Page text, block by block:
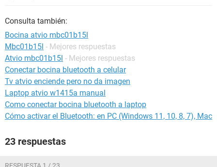
Consulta también:
Bocina atvio mbc01b15l
Mbc01b15l - Mejores respuestas
Atvio mbc01b15l - Mejores respuestas
Conectar bocina bluetooth a celular
Tv atvio enciende pero no da imagen
Laptop atvio w1415a manual
Como conectar bocina bluetooth a laptop
Cómo activar el Bluetooth: en PC (Windows 11, 10, 8, 7), Mac
23 respuestas